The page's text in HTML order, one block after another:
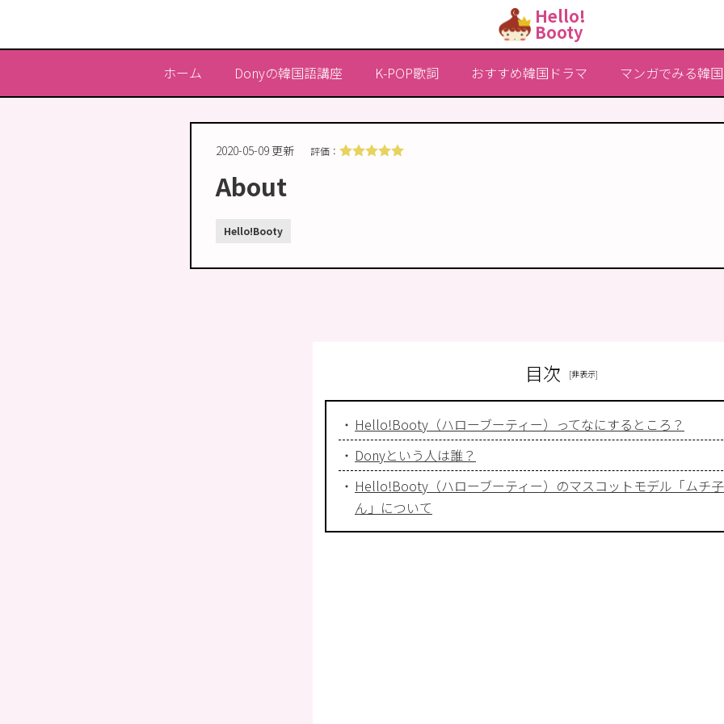
ホーム Donyの韓国語講座 K-POP歌詞 おすすめ韓国ドラマ マンガでみる韓
Hello!
Booty
2020-05-09 更新 評価：
About
Hello!Booty
目次
Hello!Booty（ハローブーティー）ってなにするところ？
Donyという人は誰？
Hello!Booty（ハローブーティー）のマスコットモデル「ムチ
ん」について